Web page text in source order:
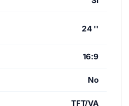
24 ''
16:9
No
TFT/VA